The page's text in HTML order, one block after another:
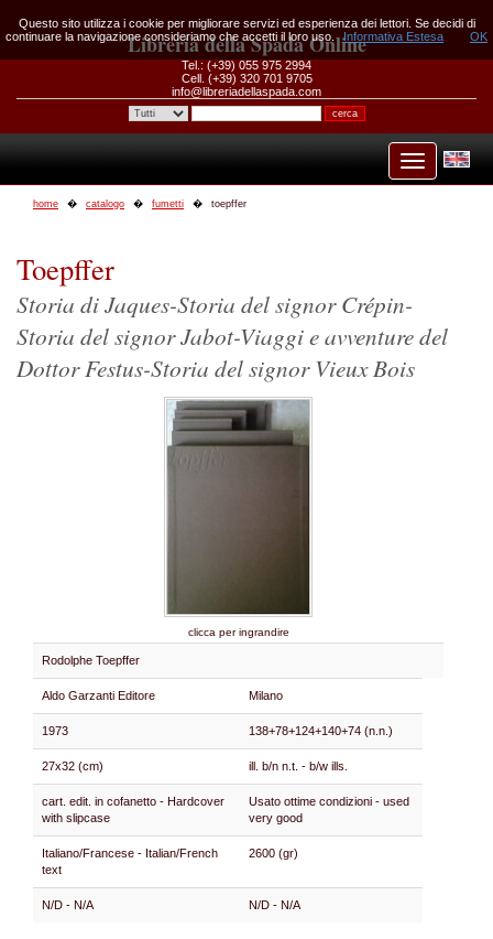
Libreria della Spada Online
Tel.: (+39) 055 975 2994
Cell. (+39) 320 701 9705
info@libreriadellaspada.com
home catalogo fumetti toepffer
Toepffer
Storia di Jaques-Storia del signor Crépin-
Storia del signor Jabot-Viaggi e avventure del
Dottor Festus-Storia del signor Vieux Bois
clicca per ingrandire
Rodolphe Toepffer
Aldo Garzanti Editore Milano
1973 138+78+124+140+74 (n.n.)
27x32 (cm) ill. b/n n.t. - b/w ills.
cart. edit. in cofanetto - Hardcover
with slipcase
Usato ottime condizioni - used
very good
Italiano/Francese - Italian/French
text
2600 (gr)
N/D - N/A N/D - N/A
Questo sito utilizza i cookie per migliorare servizi ed esperienza dei lettori. Se decidi di
continuare la navigazione consideriamo che accetti il loro uso.
Informativa Estesa OK